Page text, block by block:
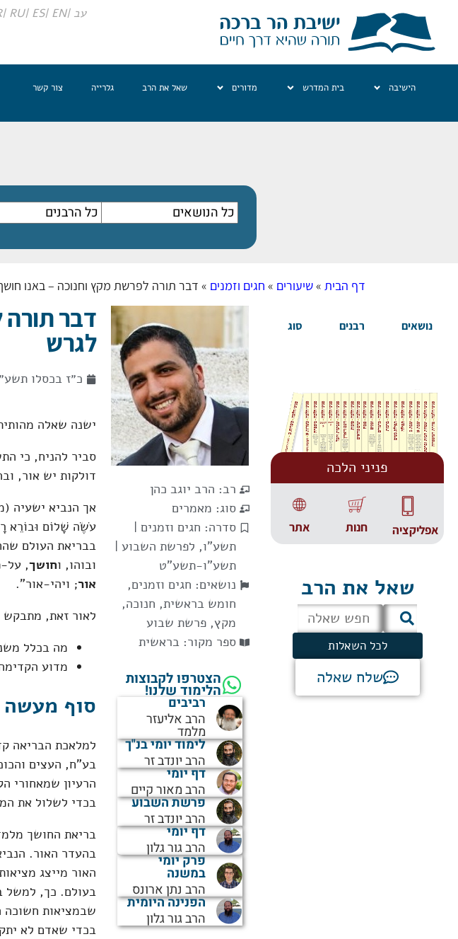
עב |EN |
ES |
RU |
הישיבה בית המדרש מדורים שאל את הרב גלרייה צור קשר
דף הבית »שיעורים » חגים וזמנים » דבר תורה לפרשת מקץ וחנוכה – באנו
נושאים רבנים סוג
פניני הלכה
אתר חנות אפליקציה
שאל את הרב
לכל השאלות
שלח שאלה
רב: הרב יוגב כהן
סוג: מאמרים
סדרה: חגים וזמנים |
תשע"ו, לפרשת השבוע |
תשע"ו-תשע"ט
נושאים: חגים וזמנים,
חומש בראשית, חנוכה,
מקץ, פרשת שבוע
ספר מקור: בראשית
הצטרפו לקבוצות
הלימוד שלנו!
רביבים
הרב אליעזר
מלמד
לימוד יומי בנ"ך
הרב יונדב זר
דף יומי
הרב מאור קיים
פרשת השבוע
הרב יונדב זר
דף יומי
הרב גור גלון
פרק יומי
במשנה
הרב נתן ארונס
הפנינה היומית
הרב גור גלון
דבר תורה
לגרש
כ״ז בכסלו
ישנה שאלה
סביר להניח, כי
דולקות יש אור,
אך הנביא ישעיה
עֹשֶׂה שָׁלוֹם וּבוֹרֵא
בבריאת העולם
ובוהו, וחושך, על-
אור; ויהי-אור".
לאור זאת, מתבקש
מה בכלל
מדוע
סוף
למלאכת הבריאה
בע"ח, העצים
הרעיון שמאחורי
בכדי לשלול את
בריאת החושך
בהעדר האור.
האור מייצג
בעולם. כך, למשל
שבמציאות חשוכה
בכדי שאדם לא